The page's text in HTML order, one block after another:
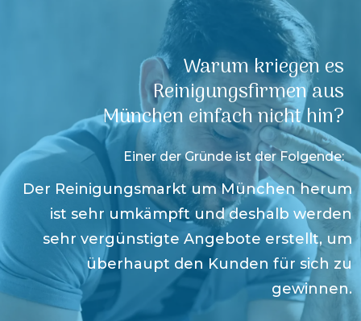
Warum kriegen es
Reinigungsfirmen aus
München einfach nicht hin?
Einer der Gründe ist der Folgende:
Der Reinigungsmarkt umMünchen herum
ist sehr umkämpft und deshalb werden
sehr vergünstigte Angebote erstellt, um
überhaupt den Kunden für sich zu
gewinnen.